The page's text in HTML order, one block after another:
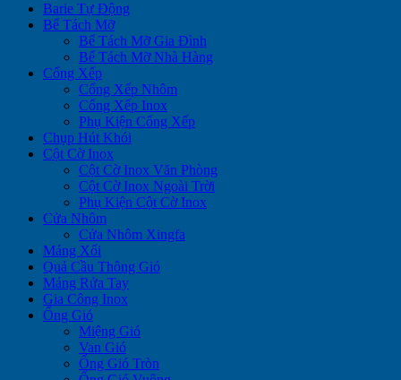
Barie Tự Động
Bể Tách Mỡ
Bể Tách Mỡ Gia Đình
Bể Tách Mỡ Nhà Hàng
Cổng Xếp
Cổng Xếp Nhôm
Cổng Xếp Inox
Phụ Kiện Cổng Xếp
Chụp Hút Khói
Cột Cờ Inox
Cột Cờ Inox Văn Phòng
Cột Cờ Inox Ngoài Trời
Phụ Kiện Cột Cờ Inox
Cửa Nhôm
Cửa Nhôm Xingfa
Máng Xối
Quả Cầu Thông Gió
Máng Rửa Tay
Gia Công Inox
Ống Gió
Miệng Gió
Van Gió
Ống Gió Tròn